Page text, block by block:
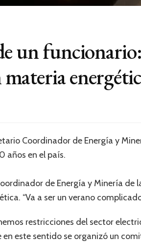
un
Coordinador de Energía y
años en el país.
de Energía y Minería de
“Va a ser un verano
restricciones del sector
en este sentido se organizó un